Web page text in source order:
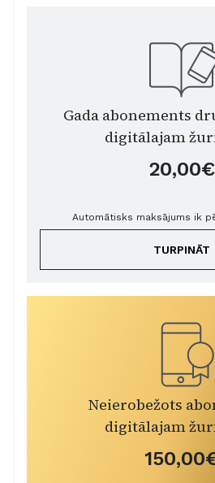
Gada abonements
digitālajam
20,00€
Automātisks maksājums ik
TURPINĀT
Neierobežots
digitālajam